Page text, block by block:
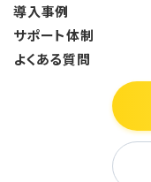
導入事例
サポート体制
よくある質問